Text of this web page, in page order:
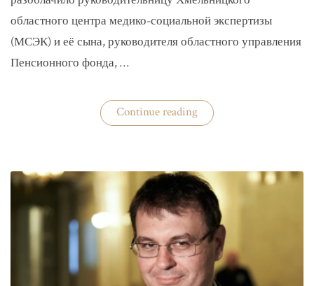
областного центра медико-социальной экспертизы
(МСЭК) и её сына, руководителя областного управления
Пенсионного фонда, …
Continue reading«В
Хмельницком
сын
зарабатывали
на
уклонистах»